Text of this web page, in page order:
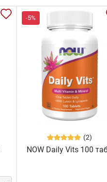
-5%
(2)
NOW Daily Vits 100